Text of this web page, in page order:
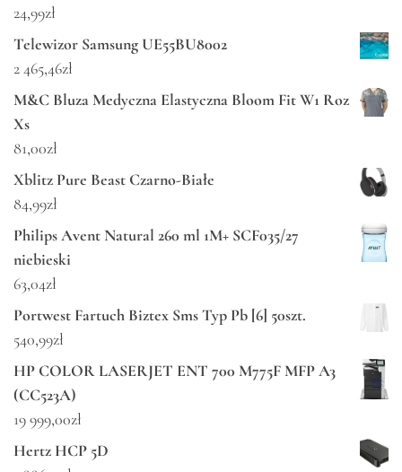
24,99zł
Telewizor Samsung UE55BU8002
2 465,46zł
M&C Bluza Medyczna Elastyczna Bloom Fit W1 Roz
Xs
81,00zł
Xblitz Pure Beast Czarno-Białe
84,99zł
Philips Avent Natural 260 ml 1M+ SCF035/27
niebieski
63,04zł
Portwest Fartuch Biztex Sms Typ Pb [6] 50szt.
540,99zł
HP COLOR LASERJET ENT 700 M775F MFP A3
(CC523A)
19 999,00zł
Hertz HCP 5D